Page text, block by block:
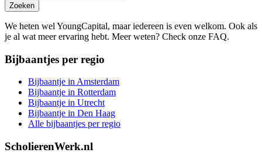
Zoeken
We heten wel YoungCapital, maar iedereen is even welkom. Ook als
je al wat meer ervaring hebt. Meer weten? Check onze FAQ.
Bijbaantjes per regio
Bijbaantje in Amsterdam
Bijbaantje in Rotterdam
Bijbaantje in Utrecht
Bijbaantje in Den Haag
Alle bijbaantjes per regio
ScholierenWerk.nl